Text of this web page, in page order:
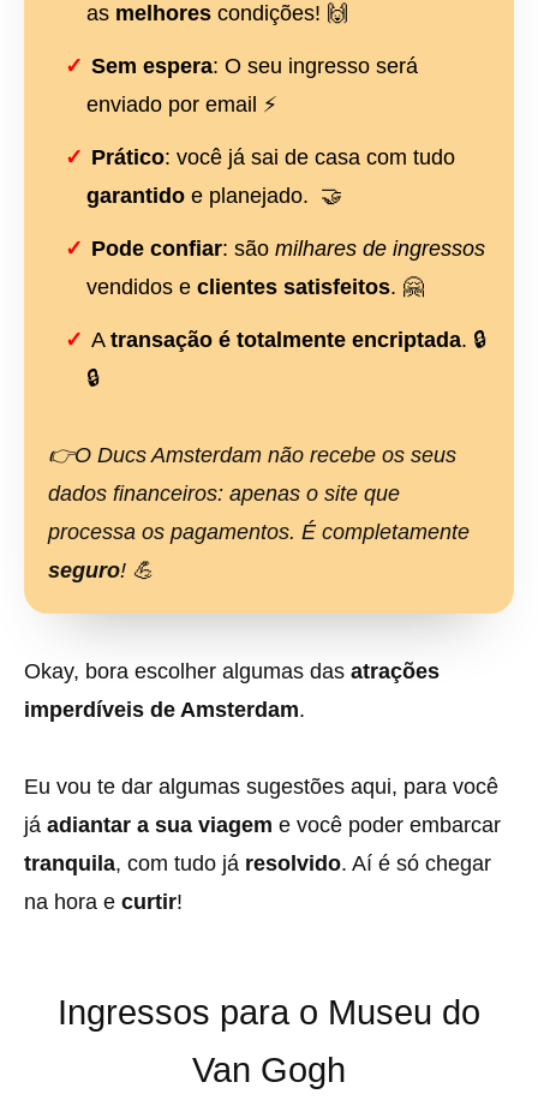
as melhores condições! 🙌
Sem espera: O seu ingresso será
enviado por email ⚡️
Prático: você já sai de casa com tudo
garantido e planejado. 🤝
Pode confiar: são milhares de ingressos
vendidos e clientes satisfeitos. 🤗
A transação é totalmente encriptada. 🔒
🔒
👉O Ducs Amsterdam não recebe os seus
dados financeiros: apenas o site que
processa os pagamentos. É completamente
seguro! 💪
Okay, bora escolher algumas das atrações
imperdíveis de Amsterdam.
Eu vou te dar algumas sugestões aqui, para você
já adiantar a sua viagem e você poder embarcar
tranquila, com tudo já resolvido. Aí é só chegar
na hora e curtir!
Ingressos para o Museu do
Van Gogh